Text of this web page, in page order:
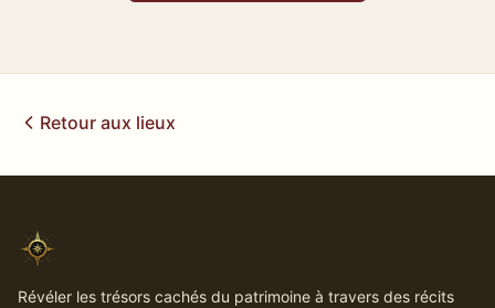
Retour aux lieux
Révéler les trésors cachés du patrimoine à travers des récits